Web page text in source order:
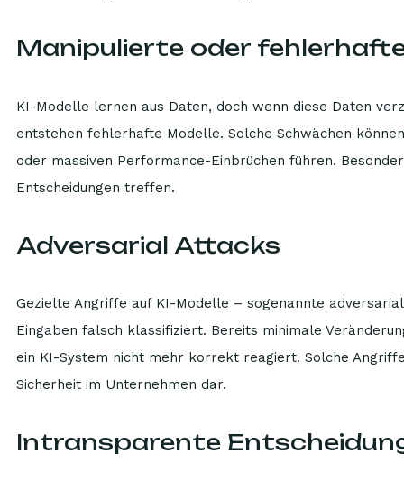
Manipulierte oder
KI-Modelle lernen aus Daten, doch wenn diese Daten
entstehen fehlerhafte Modelle. Solche Schwächen
oder massiven Performance-Einbrüchen führen.
Entscheidungen treffen.
Adversarial Attacks
Gezielte Angriffe auf KI-Modelle – sogenannte
Eingaben falsch klassifiziert. Bereits minimale
ein KI-System nicht mehr korrekt reagiert. Solche
Sicherheit im Unternehmen dar.
Intransparente